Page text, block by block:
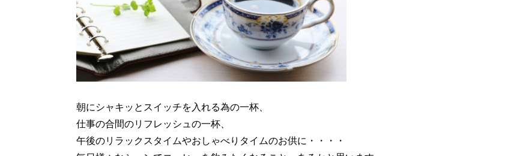
朝にシャキッとスイッチを入れる為の一杯、
仕事の合間のリフレッシュの一杯、
午後のリラックスタイムやおしゃべりタイムのお供に・・・・